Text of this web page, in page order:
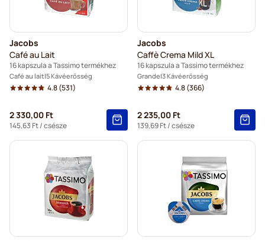
Jacobs
Café au Lait
16 kapszula a Tassimo termékhez
Café au lait 5 Kávéerősség
4.8(531)
2 330,00 Ft
145,63 Ft/ csésze
Jacobs
Caffè Crema Mild XL
16 kapszula a Tassimo termékhez
Grande 3 Kávéerősség
4.8(366)
2 235,00 Ft
139,69 Ft/ csésze